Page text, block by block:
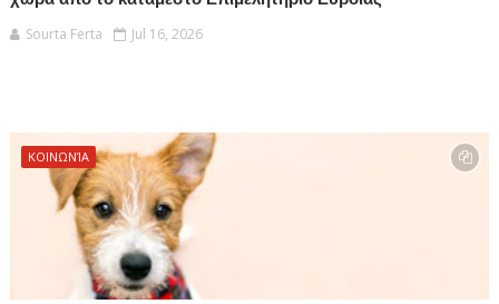
Sourta Ferta
Jul 16, 2026
ΚΟΙΝΩΝΊΑ